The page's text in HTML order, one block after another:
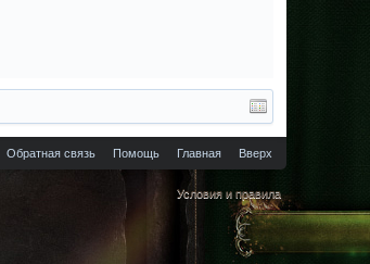
Обратная связь Помощь Главная Вверх
Условия и правила